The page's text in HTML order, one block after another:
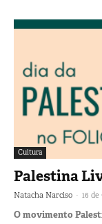
Cultura
Palestina
Natacha Narciso - 16
O movimento